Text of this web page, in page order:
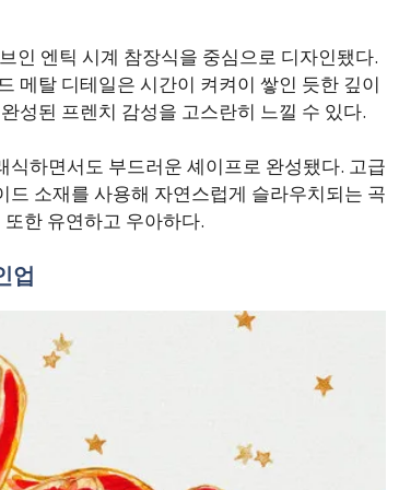
인 엔틱 시계 참장식을 중심으로 디자인됐다.
메탈 디테일은 시간이 켜켜이 쌓인 듯한 깊이
성된 프렌치 감성을 고스란히 느낄 수 있다.
하면서도 부드러운 셰이프로 완성됐다. 고급
소재를 사용해 자연스럽게 슬라우치되는 곡
한 유연하고 우아하다.
업